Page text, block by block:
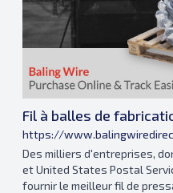
Fil à balles de
https://
Des milliers d'entreprises,
et United States Postal
fournir le meilleur fil de